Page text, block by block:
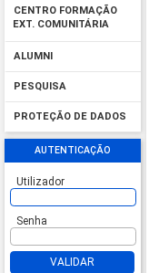
CENTRO FORMAÇÃO
EXT. COMUNITÁRIA
ALUMNI
PESQUISA
PROTEÇÃO DE DADOS
AUTENTICAÇÃO
Utilizador
Senha
VALIDAR